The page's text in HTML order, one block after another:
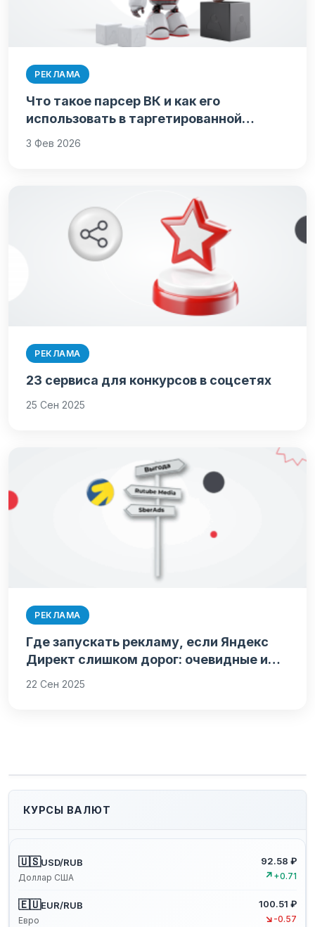
РЕКЛАМА
Что такое парсер ВК и как его
использовать в таргетированной…
3 Фев 2026
РЕКЛАМА
23 сервиса для конкурсов в соцсетях
25 Сен 2025
РЕКЛАМА
Где запускать рекламу, если Яндекс
Директ слишком дорог: очевидные и…
22 Сен 2025
КУРСЫ ВАЛЮТ
🇺🇸USD/RUB
Доллар США
92.58 ₽
↗ +0.71
🇪🇺EUR/RUB
Евро
100.51 ₽
↘ -0.57